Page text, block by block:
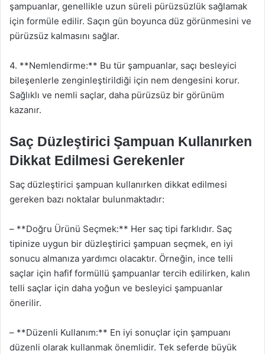
şampuanlar, genellikle uzun süreli pürüzsüzlük sağlamak
için formüle edilir. Saçın gün boyunca düz görünmesini ve
pürüzsüz kalmasını sağlar.
4. **Nemlendirme:** Bu tür şampuanlar, saçı besleyici
bileşenlerle zenginleştirildiği için nem dengesini korur.
Sağlıklı ve nemli saçlar, daha pürüzsüz bir görünüm
kazanır.
Saç Düzleştirici Şampuan Kullanırken
Dikkat Edilmesi Gerekenler
Saç düzleştirici şampuan kullanırken dikkat edilmesi
gereken bazı noktalar bulunmaktadır:
– **Doğru Ürünü Seçmek:** Her saç tipi farklıdır. Saç
tipinize uygun bir düzleştirici şampuan seçmek, en iyi
sonucu almanıza yardımcı olacaktır. Örneğin, ince telli
saçlar için hafif formüllü şampuanlar tercih edilirken, kalın
telli saçlar için daha yoğun ve besleyici şampuanlar
önerilir.
– **Düzenli Kullanım:** En iyi sonuçlar için şampuanı
düzenli olarak kullanmak önemlidir. Tek seferde büyük